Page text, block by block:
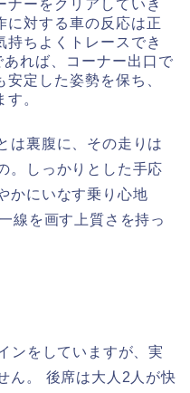
ナーをクリアしていき
に対する車の反応は正
持ちよくトレースでき
れば、コーナー出口で
定した姿勢を保ち、
。
は裏腹に、その走りは
。しっかりとした手応
かにいなす乗り心地
線を画す上質さを持っ
ンをしていますが、実
ん。 後席は大人2人が快